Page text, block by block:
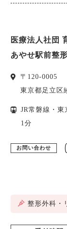
医療法人社団
あやせ駅前整
〒 120-0005
東京都足立区
JR常磐線・
1分
お問い合わせ
整形外科・